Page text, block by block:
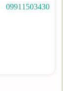
09911503430